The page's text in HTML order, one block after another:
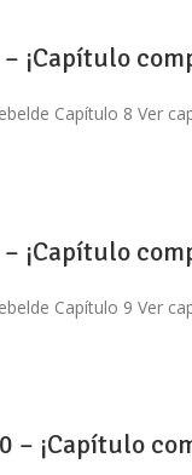
¡Capítulo
Capítulo 8 Ver
¡Capítulo
Capítulo 9 Ver
– ¡Capítulo